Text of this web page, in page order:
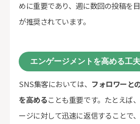
めに重要であり、週に数回の投稿を
が推奨されています。
エンゲージメントを高める工夫
SNS集客においては、 フォロワーと
を高めることも重要です。たとえば
ージに対して迅速に返信することで